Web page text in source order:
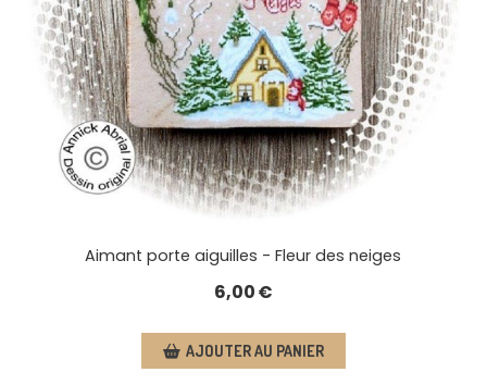
Aimant porte aiguilles - Fleur des neiges
6,00€
AJOUTER AU PANIER